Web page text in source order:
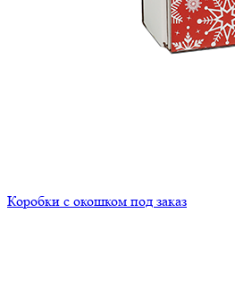
Коробки с окошком под заказ